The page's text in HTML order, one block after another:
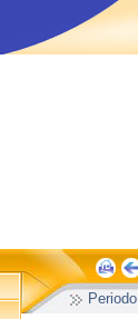
Periodo